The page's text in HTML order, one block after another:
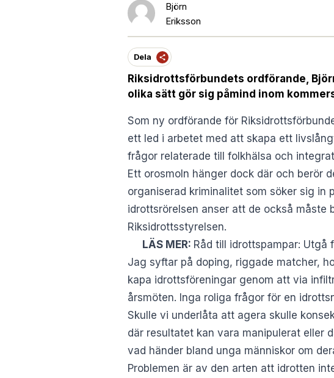
Björn
Eriksson
Dela
Riksidrottsförbundets ordförande,
olika sätt gör sig påmind inom
Som ny ordförande för
ett led i arbetet med att skapa ett
frågor relaterade till folkhälsa och
Ett orosmoln hänger dock där och berör
organiserad kriminalitet som söker sig in
idrottsrörelsen anser att de också måste
Riksidrottsstyrelsen.
LÄS MER: Råd till idrottspampar:
Jag syftar på doping, riggade matcher,
kapa idrottsföreningar genom att via
årsmöten. Inga roliga frågor för en
Skulle vi underlåta att agera skulle
där resultatet kan vara manipulerat eller
vad händer bland unga människor om
Problemen är av den arten att idrotten